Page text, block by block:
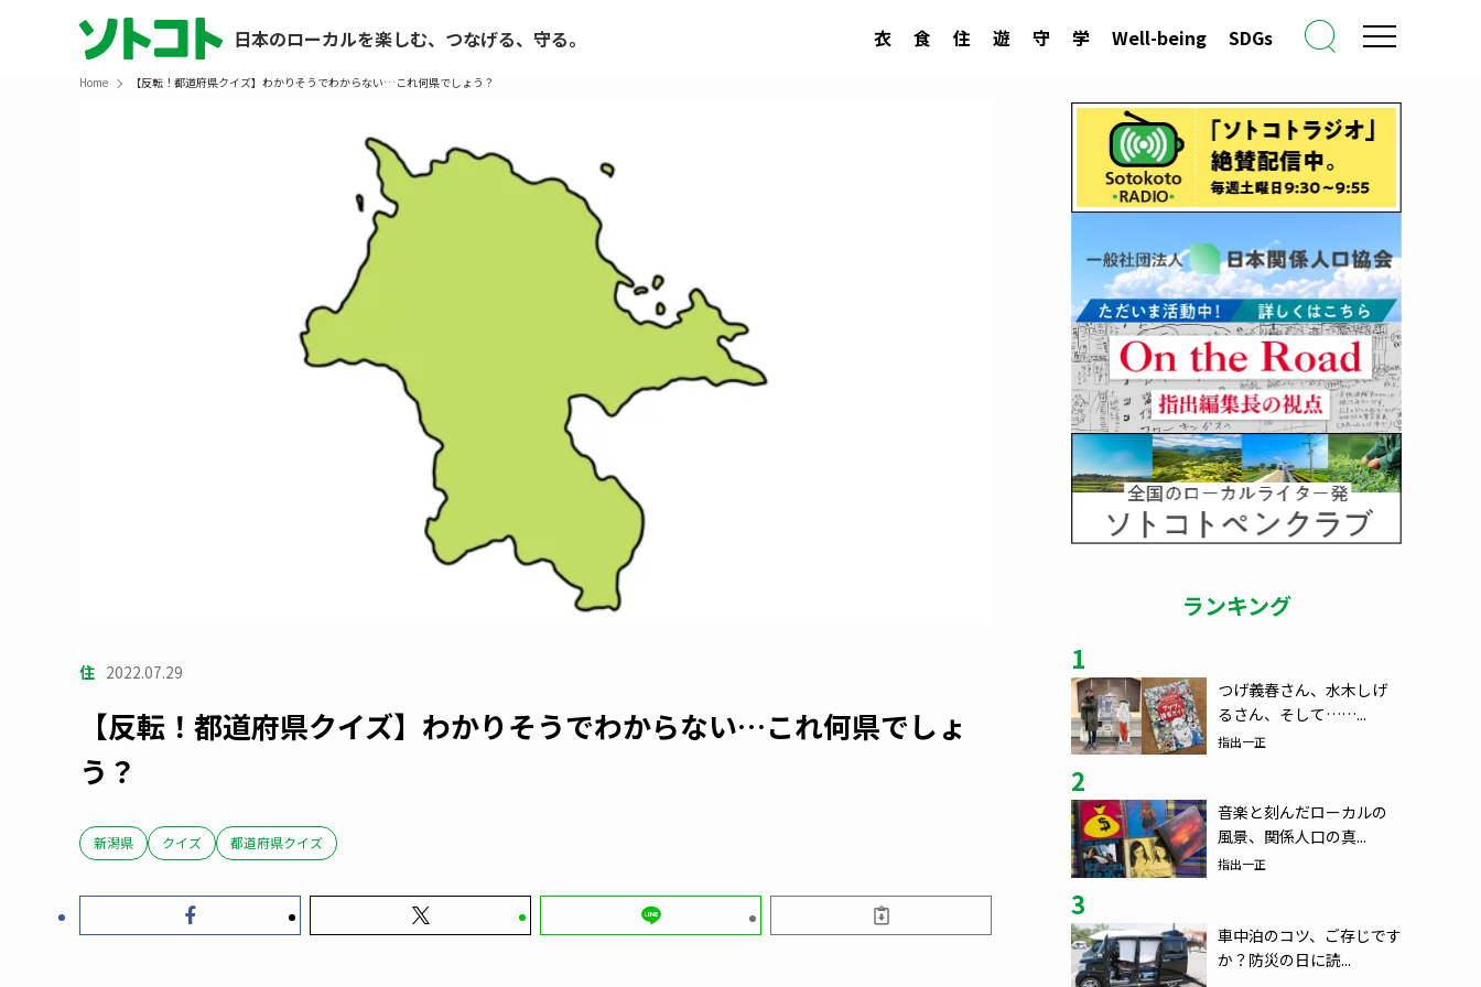
日本のローカルを楽しむ、つなげる、守る。 衣 食 住 遊 守 学 Well-being SDGs
Home 【反転！都道府県クイズ】わかりそうでわからない…これ何県でしょう？
住 2022.07.29
【反転！都道府県クイズ】わかりそうでわからない…これ何県でしょ
う？
新潟県 クイズ 都道府県クイズ
ランキング
1
つげ義春さん、水木しげ
るさん、そして……...
指出一正
2
音楽と刻んだローカルの
風景、関係人口の真...
指出一正
3
車中泊のコツ、ご存じです
か？防災の日に読...